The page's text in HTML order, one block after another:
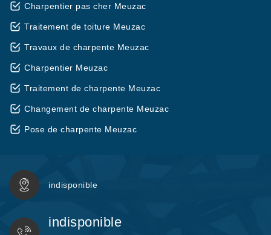
Charpentier pas cher Meuzac
Traitement de toiture Meuzac
Travaux de charpente Meuzac
Charpentier Meuzac
Traitement de charpente Meuzac
Changement de charpente Meuzac
Pose de charpente Meuzac
indisponible
indisponible